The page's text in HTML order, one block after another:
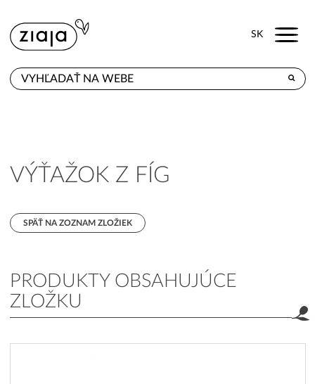
SK Menu
E-SHOP
VÝŤAŽOK Z FÍG
SPÄŤ NA ZOZNAM ZLOŽIEK
PRODUKTY OBSAHUJÚCE
ZLOŽKU